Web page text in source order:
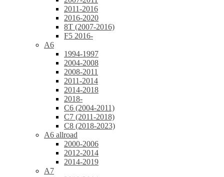
2011-2016
2016-2020
8T (2007-2016)
F5 2016-
A6
1994-1997
2004-2008
2008-2011
2011-2014
2014-2018
2018-
C6 (2004-2011)
C7 (2011-2018)
C8 (2018-2023)
A6 allroad
2000-2006
2012-2014
2014-2019
A7